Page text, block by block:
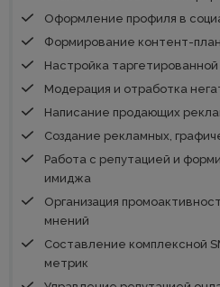
Оформление профиля в
Формирование контент-
Настройка
Модерация и отработка
Написание продающих
Создание рекламных,
Работа с репутацией и
имиджа
Организация
мнений
Составление комплексной
метрик